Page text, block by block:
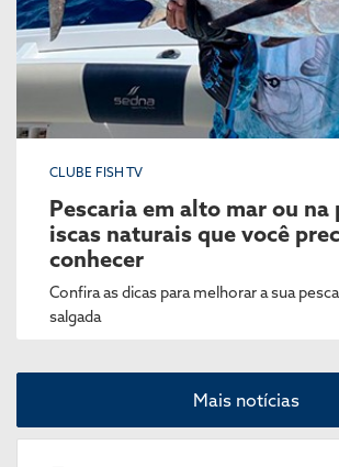
CLUBE FISH TV
Pescaria em alto mar ou na
iscas naturais que você
conhecer
Confira as dicas para melhorar a sua
salgada
Mais notícias